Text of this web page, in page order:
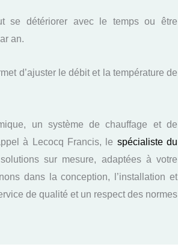
se détériorer avec le temps ou être
an.
d’ajuster le débit et la température de
un système de chauffage et de
à Lecocq Francis, le spécialiste du
sur mesure, adaptées à votre
dans la conception, l’installation et
de qualité et un respect des normes